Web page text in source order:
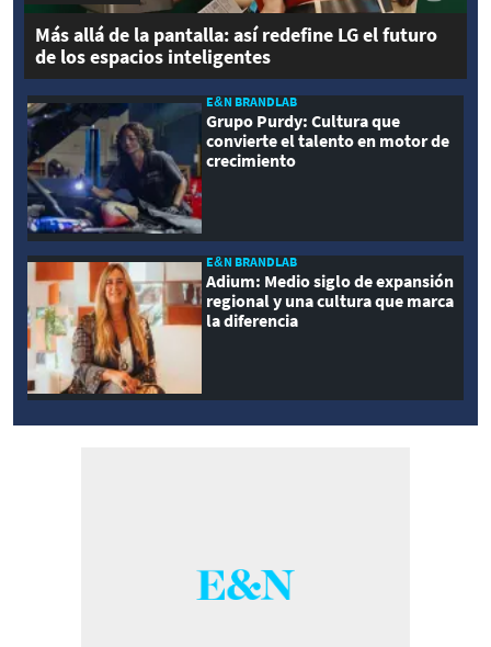
Más allá de la pantalla: así redefine LG el futuro
de los espacios inteligentes
E&N BRANDLAB
Grupo Purdy: Cultura que
convierte el talento en motor de
crecimiento
E&N BRANDLAB
Adium: Medio siglo de expansión
regional y una cultura que marca
la diferencia